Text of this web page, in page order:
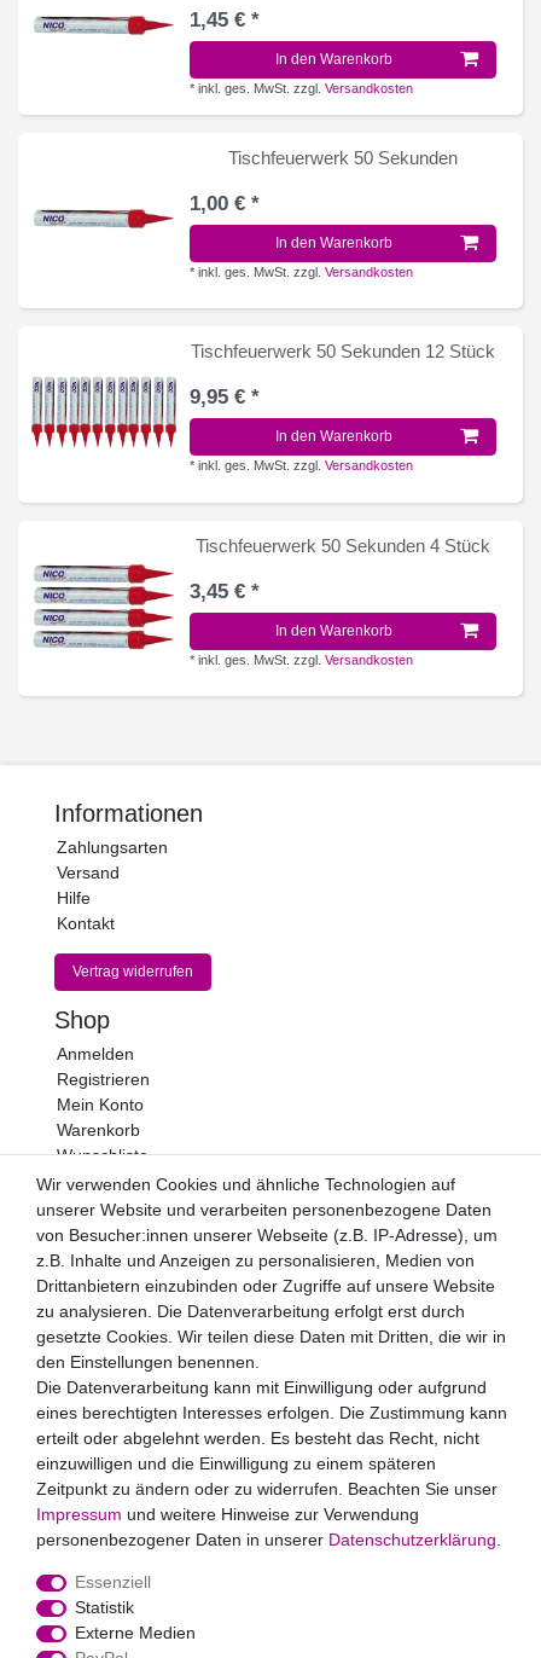
1,45 € *
In den Warenkorb
*inkl. ges. MwSt. zzgl.Versandkosten
Tischfeuerwerk 50 Sekunden
1,00 € *
In den Warenkorb
*inkl. ges. MwSt. zzgl.Versandkosten
Tischfeuerwerk 50 Sekunden 12 Stück
9,95 € *
In den Warenkorb
*inkl. ges. MwSt. zzgl.Versandkosten
Tischfeuerwerk 50 Sekunden 4 Stück
3,45 € *
In den Warenkorb
*inkl. ges. MwSt. zzgl.Versandkosten
Informationen
Zahlungsarten
Versand
Hilfe
Kontakt
Vertrag widerrufen
Shop
Anmelden
Registrieren
Mein Konto
Warenkorb
Wunschliste
Newsletter
E-MAIL **
Newsletter
Honig
Daten­schutz­erklärung
gelesen habe. Meine Einwilligung kann ich jederzeit
widerrufen.**
Abonnieren
** Hierbei handelt es sich um ein Pflichtfeld.
Zahlungsarten
Wir verwenden Cookies und ähnliche Technologien auf
unserer Website und verarbeiten personenbezogene Daten
von Besucher:innen unserer Webseite (z.B. IP-Adresse), um
z.B. Inhalte und Anzeigen zu personalisieren, Medien von
Drittanbietern einzubinden oder Zugriffe auf unsere Website
zu analysieren. Die Datenverarbeitung erfolgt erst durch
gesetzte Cookies. Wir teilen diese Daten mit Dritten, die wir in
den Einstellungen benennen.
Die Datenverarbeitung kann mit Einwilligung oder aufgrund
eines berechtigten Interesses erfolgen. Die Zustimmung kann
erteilt oder abgelehnt werden. Es besteht das Recht, nicht
einzuwilligen und die Einwilligung zu einem späteren
Zeitpunkt zu ändern oder zu widerrufen. Beachten Sie unser
Impressum und weitere Hinweise zur Verwendung
personenbezogener Daten in unserer Daten­schutz­erklärung
Essenziell
Statistik
Externe Medien